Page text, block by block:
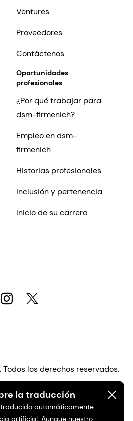
la traducción
automáticamente
artificial. Aunque nuestro
Ventures
Proveedores
Contáctenos
Oportunidades
profesionales
¿Por qué trabajar para
dsm-firmenich?
Empleo en dsm-
firmenich
Historias profesionales
Inclusión y pertenencia
Inicio de su carrera
los derechos reservados.